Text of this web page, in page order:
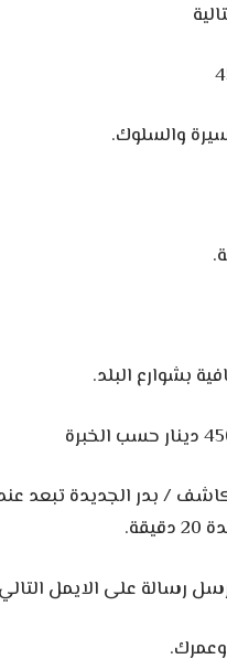
والسلوك.
بشوارع البلد.
/ بدر الجديدة تبعد
رسالة على الايمل